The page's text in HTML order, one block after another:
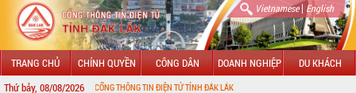
Vietnamese| English
TRANG CHỦ CHÍNH QUYỀN CÔNG DÂN DOANH NGHIỆP DU KHÁCH
Thứ bảy, 08/08/2026
ĐẾN VỚI CỔNG THÔNG TIN ĐIỆN TỬ TỈNH ĐẮK LẮK